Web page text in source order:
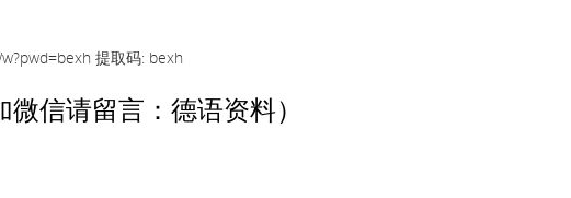
提取码: bexh
微信请留言：德语资料）